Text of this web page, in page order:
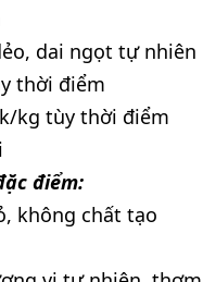
dai ngọt tự nhiên
thời điểm
kg tùy thời điểm
điểm:
không chất tạo